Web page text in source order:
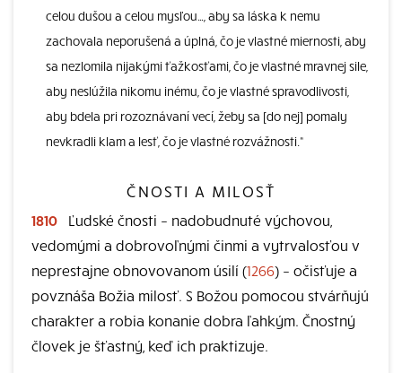
celou dušou a celou mysľou…, aby sa láska k nemu
zachovala neporušená a úplná, čo je vlastné miernosti, aby
sa nezlomila nijakými ťažkosťami, čo je vlastné mravnej sile,
aby neslúžila nikomu inému, čo je vlastné spravodlivosti,
aby bdela pri rozoznávaní vecí, žeby sa [do nej] pomaly
nevkradli klam a lesť, čo je vlastné rozvážnosti.“
ČNOSTI A MILOSŤ
1810
Ľudské čnosti – nadobudnuté výchovou,
vedomými a dobrovoľnými činmi a vytrvalosťou v
neprestajne obnovovanom úsilí (1266) – očisťuje a
povznáša Božia milosť. S Božou pomocou stvárňujú
charakter a robia konanie dobra ľahkým. Čnostný
človek je šťastný, keď ich praktizuje.